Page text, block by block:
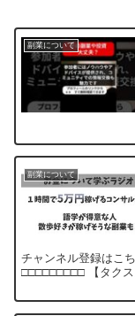
副業について
副業について
チャンネル登録はこ
□□□□□□□□□ 【タクス